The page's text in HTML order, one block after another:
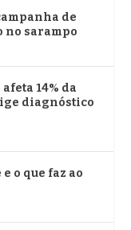
de
no sarampo
14% da
diagnóstico
o que faz ao